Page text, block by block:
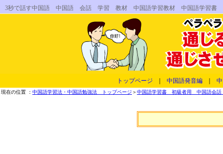
3秒で話す中国語 中国語 会話 学習 教材 中国語学習教材 中国語学習
トップページ 中国語発音編
現在の位置 ： 中国語学習法・中国語勉強法 トップページ ＞中国語学習書 初級者用 中国語会話